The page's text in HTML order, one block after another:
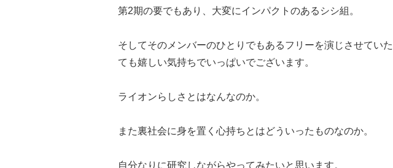
第2期の要でもあり、大変にインパクトのあるシシ組。
そしてそのメンバーのひとりでもあるフリーを演じさせてい
ても嬉しい気持ちでいっぱいでございます。
ライオンらしさとはなんなのか。
また裏社会に身を置く心持ちとはどういったものなのか。
自分なりに研究しながらやってみたいと思います。